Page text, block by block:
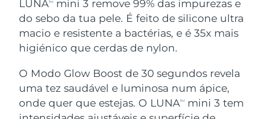
LUNATM
mini 3 remove 99% das impurezas e
do sebo da tua pele. É feito de silicone ultra
macio e resistente a bactérias, e é 35x mais
higiénico que cerdas de nylon.
O Modo Glow Boost de 30 segundos revela
uma tez saudável e luminosa num ápice,
onde quer que estejas. O LUNATM
mini 3 tem
LUNA™ 4 Plus
Massage, LED heating
For men, anti-aging massage
BEAR™ 2 go
Microcurrent toning on-the-go
Microcurrent line smoothing device
UFO™ 3 kit
Deep facial hydration
UFO™ 3 LED
Near-infrared and red light therapy
device
issa™ 4
Hybrid silicone sonic toothbrush
issa™ 4 plus
Smart hybrid silicone sonic toothbrush
TRATAMENTO ANTIENVELHECIMENTO
FAQ™
Antienvelhecimento Tratamentos LED
NEW
Brunei Entrega prevista 8/14/26
Bulgária Entrega prevista
Canadá Entrega prevista8/13/26
Chile Entrega prevista8/13/26